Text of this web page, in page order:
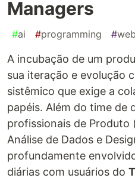
Managers
#ai #programming #
A incubação de um
sua iteração e evolução
sistêmico que exige a
papéis. Além do time de
profissionais de Produto
Análise de Dados e
profundamente
diárias com usuários do